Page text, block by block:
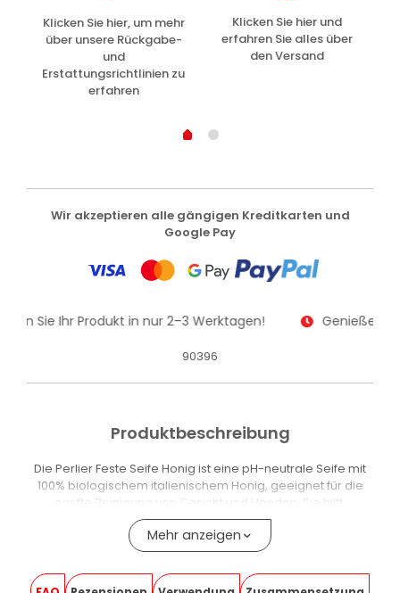
Klicken Sie hier, um mehr
über unsere Rückgabe-
und
Erstattungsrichtlinien zu
erfahren
Klicken Sie hier und
erfahren Sie alles über
den Versand
Wir akzeptieren alle gängigen Kreditkarten und
Google Pay
Sie Ihr Produkt in nur 2–3 Werktagen! Genießen
90396
Produktbeschreibung
Die Perlier Feste Seife Honig ist eine pH-neutrale Seife mit
100% biologischem italienischem Honig, geeignet für die
sanfte Reinigung von Gesicht und Händen. Sie hilft,
Trockenheit entgegenzuwirken, und hinterlässt die Haut
weich und samtig.
Inhaltsstoffen, die während der Reinigung ein weiches
Mehr anzeigen